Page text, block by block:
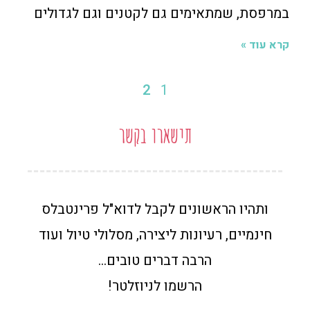
במרפסת, שמתאימים גם לקטנים וגם לגדולים
קרא עוד »
1
2
תישארו בקשר
ותהיו הראשונים לקבל לדוא"ל פרינטבלס
חינמיים, רעיונות ליצירה, מסלולי טיול ועוד
הרבה דברים טובים…
הרשמו לניוזלטר!